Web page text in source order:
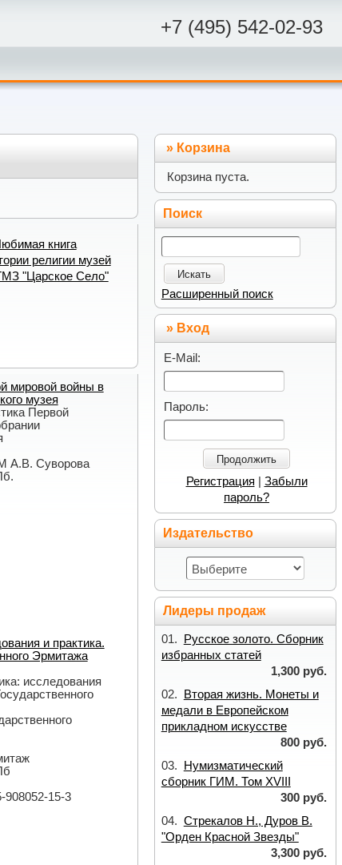
+7 (495) 542-02-93
книга
религии музей
"Царское Село"
мировой войны в
музея
Первой
А.В. Суворова
и практика.
Эрмитажа
исследования
908052-15-3
» Корзина
Корзина пуста.
Поиск
Искать
Расширенный поиск
» Вход
E-Mail:
Пароль:
Продолжить
Регистрация
Забыли
пароль?
Издательство
Лидеры продаж
01.
Русское золото. Сборник
избранных статей
1,300 руб.
02.
Вторая жизнь. Монеты и
медали в Европейском
прикладном искусстве
800 руб.
03.
Нумизматический
сборник ГИМ. Том XVIII
300 руб.
04. Стрекалов Н., Дуров В.
"Орден Красной Звезды"
3,300 руб.